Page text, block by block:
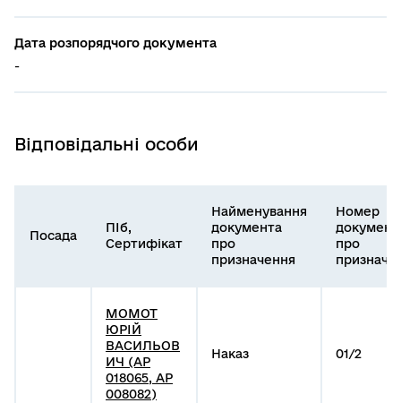
Дата розпорядчого документа
-
Відповідальні особи
Посада
ПІб,
Сертифікат
Найменування
документа
про
призначення
Номер
про
МОМОТ
ЮРІЙ
ВАСИЛЬОВ
ИЧ (АР
018065, АР
008082)
Наказ 01/2